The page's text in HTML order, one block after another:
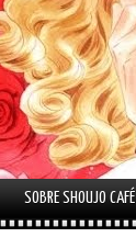
SOBRE SHOUJO CAFÉ